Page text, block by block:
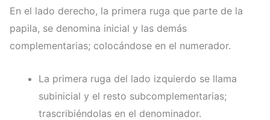
En el lado derecho, la primera ruga que parte de la
papila, se denomina inicial y las demás
complementarias; colocándose en el numerador.
La primera ruga del lado izquierdo se llama
subinicial y el resto subcomplementarias;
trascribiéndolas en el denominador.